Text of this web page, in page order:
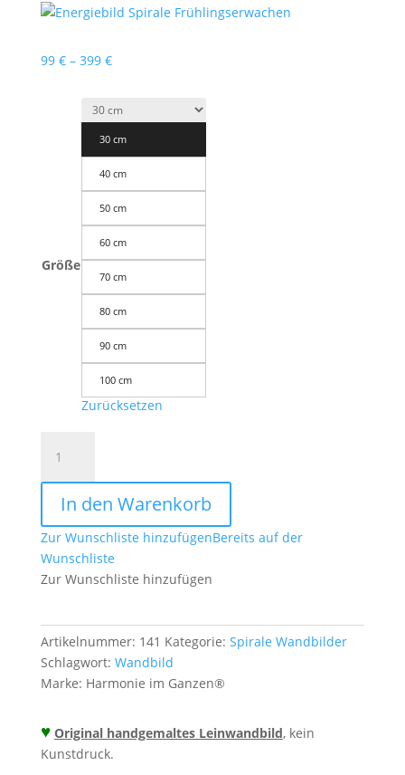
99 € – 399 €Preisspanne:
399 €
Größe
30 cm
40 cm
50 cm
60 cm
70 cm
80 cm
90 cm
100 cm
Zurücksetzen
Spirale
Frühlingserwachen
Gold
ab
Größe
30cm
Energiebild
handgemalt
Menge
In den Warenkorb
Zur Wunschliste hinzufügenBereits auf der
Wunschliste
Zur Wunschliste hinzufügen
Artikelnummer: 141 Kategorie: Spirale Wandbilder
Schlagwort: Wandbild
Marke: Harmonie im Ganzen®
♥ Original handgemaltes Leinwandbild, kein
Kunstdruck.